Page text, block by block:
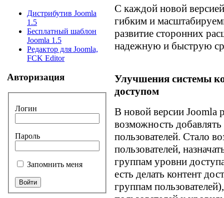
Дистрибутив Joomla
1.5
Бесплатный шаблон
Joomla 1.5
Редактор для Joomla,
FCK Editor
Авторизация
Логин
Пароль
Запомнить меня
С каждой новой
гибким и
развитие сторонних
надежную и быструю
Улучшения системы
доступом
В новой версии Joomla
возможность
пользователей. Стало
пользователей,
группам уровни
есть делать контент
группам